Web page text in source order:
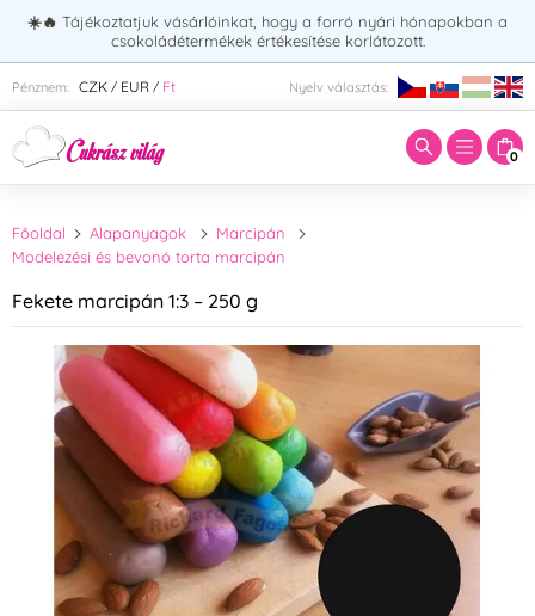
☀️🔥 Tájékoztatjuk vásárlóinkat, hogy a forró nyári hónapokban a
csokoládétermékek értékesítése korlátozott.
Pénznem: CZK / EUR / Ft Nyelv választás:
0
Adja meg a keresett kifejezést:
Főoldal Alapanyagok
Marcipán
Modelezési és bevonó torta marcipán
Fekete marcipán 1:3 – 250 g